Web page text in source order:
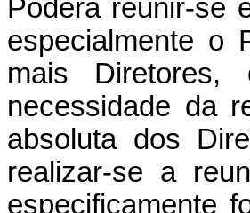
Poderá reunir-se
especialmente o
mais
necessidade da
absoluta dos
realizar-se a
especificamente